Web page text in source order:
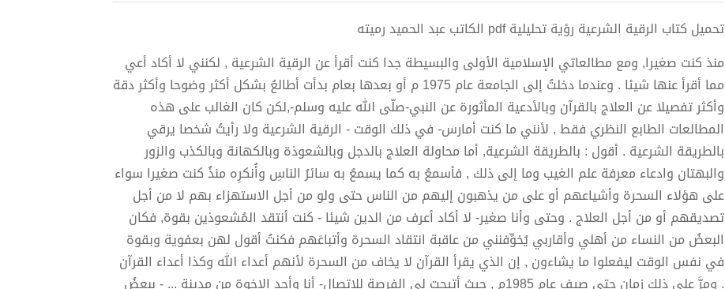
تحميل كتاب الرقية الشرعية رؤية تحليلية pdf الكاتب عبد الحميد رميته
منذ كنت صغيرا, ومع مطالعاتي الإسلامية الأولى والبسيطة جدا كنت أقرأ عن الرقية الشرعية , لكنني لا أكاد أعي
مما أقرأ عنها شيئا . وعندما دخلتُ إلى الجامعة عام 1975 م أو بعدها بعام بدأت أطالعُ بشكل أكثر وضوحا وأكثر دقة
وأكثر تفصيلا عن العلاج بالقرآن وبالأدعية المأثورة عن النبي-صلّى الله عليه وسلم-,لكن كان الغالب على هذه
المطالعات الطابع النظري فقط , لأنني ما كنت أمارس- في ذلك الوقت - الرقية الشرعية ولا رأيتُ شخصا يرقي
بالطريقة الشرعية . أقول : بالطريقة الشرعية, أما محاولة العلاج بالدجل وبالشعوذة وبالكهانة وبالكذب والزور
والبهتان وادعاء معرفة علم الغيب وما إلى ذلك , فأسمعُ به كما يسمعُ به سائرُ الناسِ وأُنكرِه منذُ كنت صغيرا سواء
على هؤلاء السحرة وأشياعهم أو على من يذهبون إليهم من الناس حتى ولو من أجل الاستهزاء بهم لا من أجل
تصديقهم أو من أجل العلاج . وحتى وأنا صغير- لا أكاد أعرف من الدين شيئا - كنت أنتقد المُشعوذين بقوة, فكان
البعضُ من النساء من أهلي وأقاربي يُخوِّفنني من عاقبة انتقاد السحرة وأتباعَهم فكنتُ أقول لهن بعفوية وبقوة
في نفس الوقت ليفعلوا ما يشاءون , إن الذي يقرأ القرآن لا يخاف من السحرة لأنهم أعداء الله وكذا أعداء القرآن
. ومرَّ على ذلك زمان حتى صيف عام 1985م , حيث أتيحت لي الفرصة للاتصال- أنا وأحد الإخوة من مدينة ... - ببعضُ